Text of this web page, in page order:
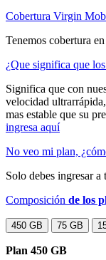
Cobertura Virgin
Tenemos cobertura
¿Que significa que
Significa que con
velocidad
mas estable que su
ingresa aquí
No veo mi plan,
Solo debes ingresar
Composición de los
450 GB 75 GB
Plan 450 GB